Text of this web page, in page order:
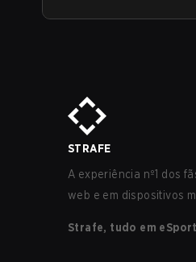
STRAFE
A experiência nº1 dos
web e em dispositivos
Strafe, tudo em